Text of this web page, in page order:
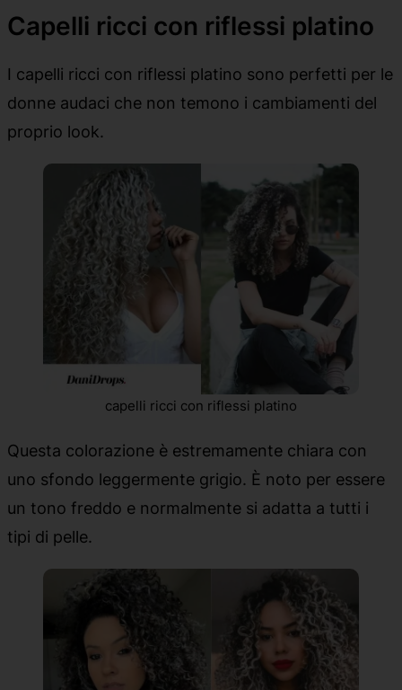
Capelli ricci con riflessi platino
I capelli ricci con riflessi platino sono perfetti per le
donne audaci che non temono i cambiamenti del
proprio look.
capelli ricci con riflessi platino
Questa colorazione è estremamente chiara con
uno sfondo leggermente grigio. È noto per essere
un tono freddo e normalmente si adatta a tutti i
tipi di pelle.